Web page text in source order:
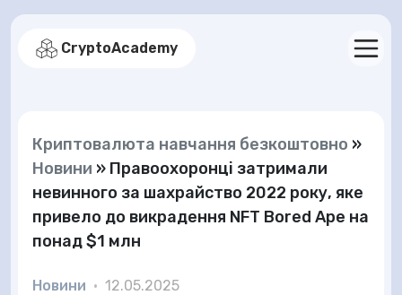
CryptoAcademy
Криптовалюта навчання безкоштовно »
Новини » Правоохоронці затримали
невинного за шахрайство 2022 року, яке
привело до викрадення NFT Bored Ape на
понад $1 млн
Новини • 12.05.2025